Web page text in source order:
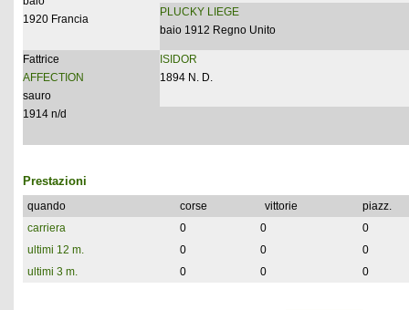
1920 Francia
PLUCKY LIEGE
baio 1912 Regno Unito
Fattrice
AFFECTION
sauro
1914 n/d
ISIDOR
1894 N. D.
Prestazioni
quando corse vittorie
piazz.
carriera
0 0
0
ultimi 12 m.
0 0
0
ultimi 3 m.
0 0 0